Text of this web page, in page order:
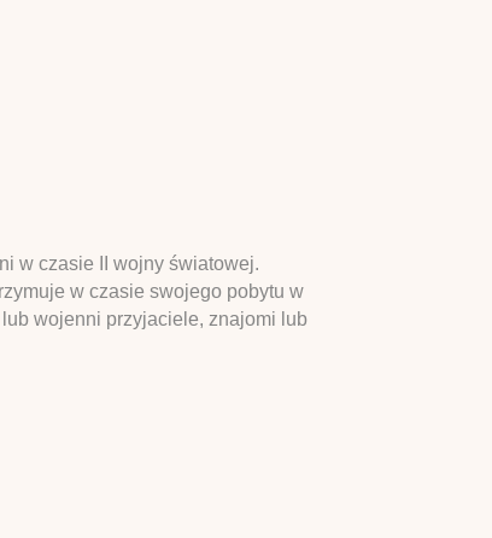
w czasie II wojny światowej.
w czasie swojego pobytu w
wojenni przyjaciele, znajomi lub